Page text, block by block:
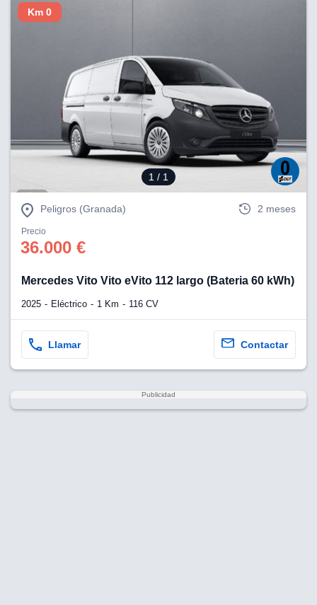
1 / 1
Km 0
Peligros (Granada) 2 meses
Precio
36.000 €
Mercedes Vito Vito eVito 112 largo (Bateria 60 kWh)
2025 Eléctrico 1 Km 116 CV
Llamar Contactar